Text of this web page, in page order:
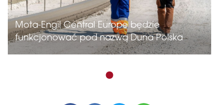
Mota-Engil Central Europe będzie
funkcjonować pod nazwą Duna Polska